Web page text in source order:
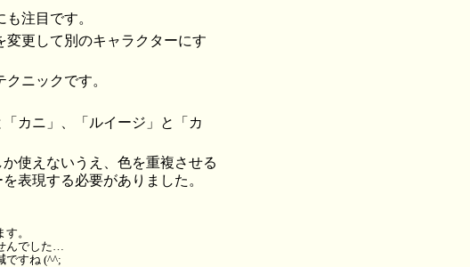
注目です。
更して別のキャラクターにす
ニックです。
カニ」、「ルイージ」と「カ
使えないうえ、色を重複させる
表現する必要がありました。
。
んでした…
ですね (^^;